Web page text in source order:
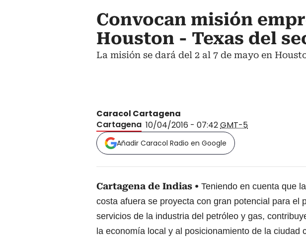
Convocan misión
Houston - Texas del
La misión se dará del 2 al 7 de mayo en
Caracol Cartagena
Cartagena 10/04/2016 - 07:42GMT-5
Añadir Caracol Radio en Google
Cartagena de Indias
Teniendo en cuenta que
costa afuera se proyecta con gran potencial para el
servicios de la industria del petróleo y gas,
la economía local y al posicionamiento de la ciudad